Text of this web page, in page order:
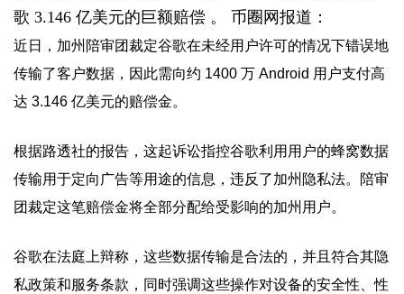
歌 3.146 亿美元的巨额赔偿 。 币圈网报道：
近日，加州陪审团裁定谷歌在未经用户许可的情况下错误地
传输了客户数据，因此需向约 1400 万 Android 用户支付高
达 3.146 亿美元的赔偿金。
根据路透社的报告，这起诉讼指控谷歌利用用户的蜂窝数据
传输用于定向广告等用途的信息，违反了加州隐私法。陪审
团裁定这笔赔偿金将全部分配给受影响的加州用户。
谷歌在法庭上辩称，这些数据传输是合法的，并且符合其隐
私政策和服务条款，同时强调这些操作对设备的安全性、性